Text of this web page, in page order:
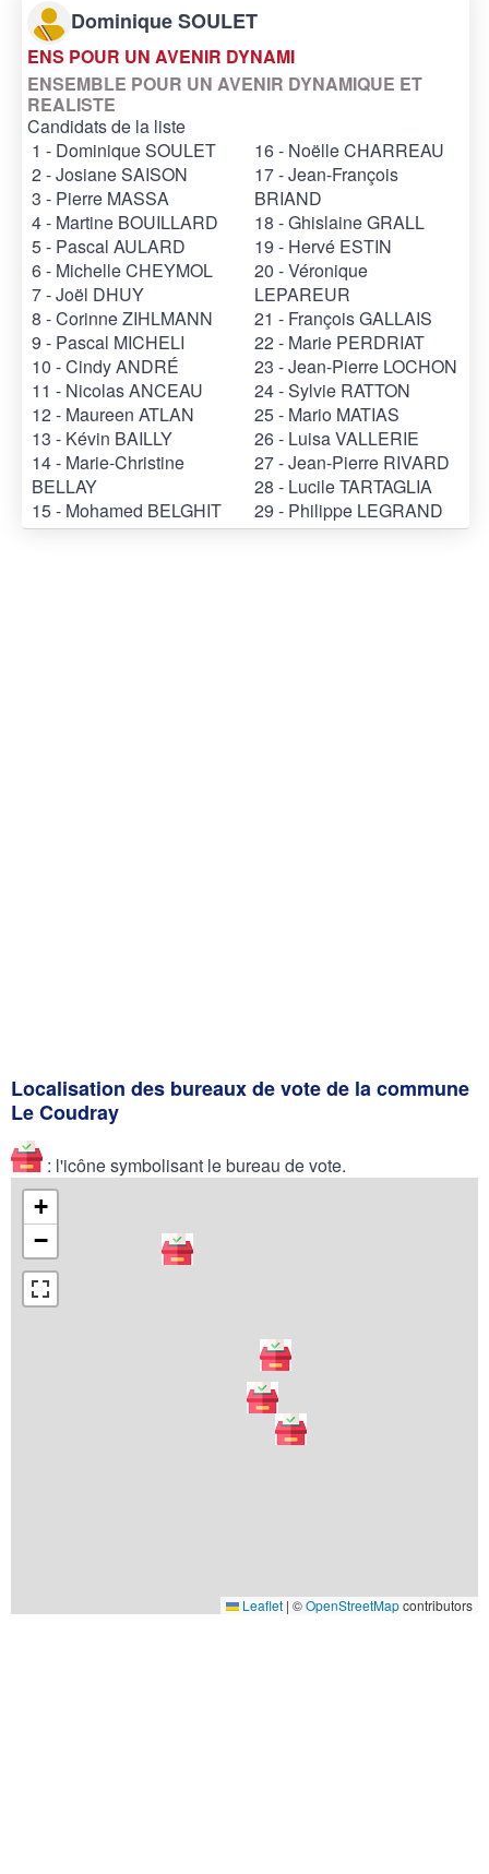
Dominique SOULET
ENS POUR UN AVENIR DYNAMI
ENSEMBLE POUR UN AVENIR DYNAMIQUE ET
REALISTE
Candidats de la liste
1 - Dominique SOULET
2 - Josiane SAISON
3 - Pierre MASSA
4 - Martine BOUILLARD
5 - Pascal AULARD
6 - Michelle CHEYMOL
7 - Joël DHUY
8 - Corinne ZIHLMANN
9 - Pascal MICHELI
10 - Cindy ANDRÉ
11 - Nicolas ANCEAU
12 - Maureen ATLAN
13 - Kévin BAILLY
14 - Marie-Christine
BELLAY
15 - Mohamed BELGHIT
16 - Noëlle CHARREAU
17 - Jean-François
BRIAND
18 - Ghislaine GRALL
19 - Hervé ESTIN
20 - Véronique
LEPAREUR
21 - François GALLAIS
22 - Marie PERDRIAT
23 - Jean-Pierre LOCHON
24 - Sylvie RATTON
25 - Mario MATIAS
26 - Luisa VALLERIE
27 - Jean-Pierre RIVARD
28 - Lucile TARTAGLIA
29 - Philippe LEGRAND
Localisation des bureaux de vote de la commune
Le Coudray
: l'icône symbolisant le bureau de vote.
+
−
Leaflet | ©OpenStreetMapcontributors